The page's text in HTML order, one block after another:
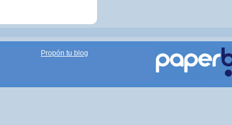
Propón tu blog